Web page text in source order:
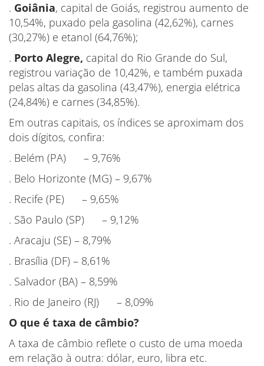
. Goiânia, capital de Goiás, registrou aumento de
10,54%, puxado pela gasolina (42,62%), carnes
(30,27%) e etanol (64,76%);
. Porto Alegre, capital do Rio Grande do Sul,
registrou variação de 10,42%, e também puxada
pelas altas da gasolina (43,47%), energia elétrica
(24,84%) e carnes (34,85%).
Em outras capitais, os índices se aproximam dos
dois dígitos, confira:
. Belém (PA) – 9,76%
. Belo Horizonte (MG) – 9,67%
. Recife (PE) – 9,65%
. São Paulo (SP) – 9,12%
. Aracaju (SE) – 8,79%
. Brasília (DF) – 8,61%
. Salvador (BA) – 8,59%
. Rio de Janeiro (RJ) – 8,09%
O que é taxa de câmbio?
A taxa de câmbio reflete o custo de uma moeda
em relação à outra: dólar, euro, libra etc.